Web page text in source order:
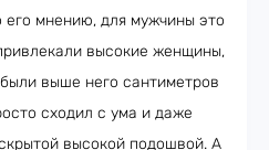
его мнению, для мужчины это
высокие женщины,
выше него сантиметров
сходил с ума и даже
высокой подошвой. А